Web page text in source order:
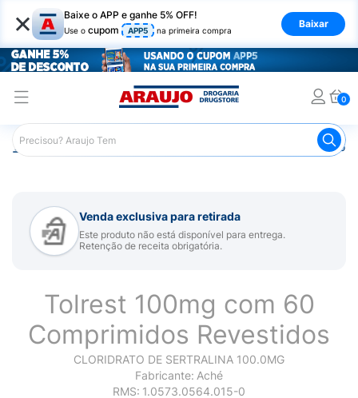
× Baixe o APP e ganhe 5% OFF!
Use o cupom APP5 na primeira compra
Baixar
0
Araujo Medicamentos Remédio para Sistema Nervoso
Venda exclusiva para retirada
Este produto não está disponível para entrega.
Retenção de receita obrigatória.
Tolrest 100mg com 60
Comprimidos Revestidos
CLORIDRATO DE SERTRALINA 100.0MG
Fabricante: Aché
RMS: 1.0573.0564.015-0